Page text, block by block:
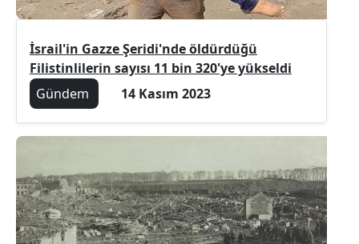
İsrail'in Gazze Şeridi'nde öldürdüğü
Filistinlilerin sayısı 11 bin 320'ye yükseldi
Gündem
14 Kasım 2023